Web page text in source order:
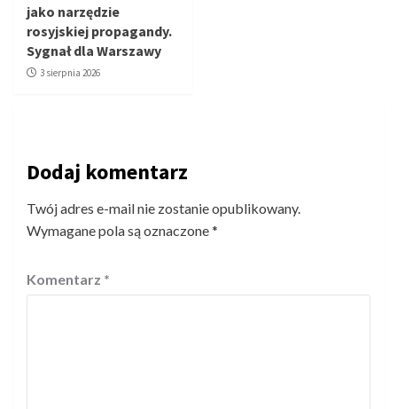
jako narzędzie
rosyjskiej propagandy.
Sygnał dla Warszawy
3 sierpnia 2026
Dodaj komentarz
Twój adres e-mail nie zostanie opublikowany.
Wymagane pola są oznaczone*
Komentarz *